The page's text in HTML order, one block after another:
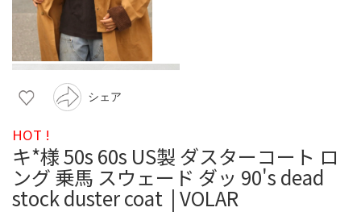
シェア
HOT !
キ*︎様 50s 60s US製 ダスターコート ロ
ング 乗馬 スウェード ダッ 90's dead
stock duster coat | VOLAR